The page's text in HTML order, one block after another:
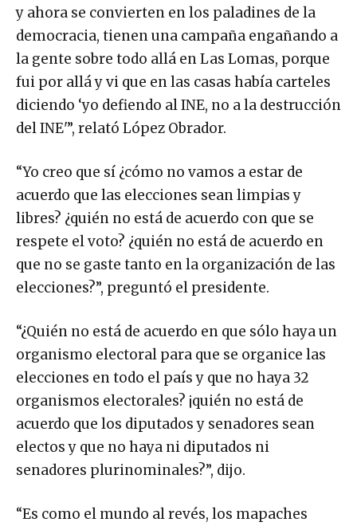
y ahora se convierten en los paladines de la
democracia, tienen una campaña engañando a
la gente sobre todo allá en Las Lomas, porque
fui por allá y vi que en las casas había carteles
diciendo ‘yo defiendo al INE, no a la destrucción
del INE'”, relató López Obrador.
“Yo creo que sí ¿cómo no vamos a estar de
acuerdo que las elecciones sean limpias y
libres? ¿quién no está de acuerdo con que se
respete el voto? ¿quién no está de acuerdo en
que no se gaste tanto en la organización de las
elecciones?”, preguntó el presidente.
“¿Quién no está de acuerdo en que sólo haya un
organismo electoral para que se organice las
elecciones en todo el país y que no haya 32
organismos electorales? ¡quién no está de
acuerdo que los diputados y senadores sean
electos y que no haya ni diputados ni
senadores plurinominales?”, dijo.
“Es como el mundo al revés, los mapaches